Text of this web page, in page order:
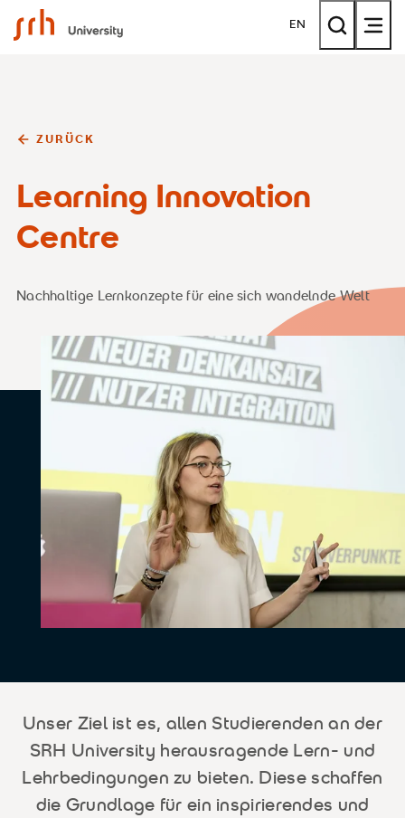
SRH University EN
ZURÜCK
Learning Innovation
Centre
Nachhaltige Lernkonzepte für eine sich wandelnde Welt
Unser Ziel ist es, allen Studierenden an der
SRH University herausragende Lern- und
Lehrbedingungen zu bieten. Diese schaffen
die Grundlage für ein inspirierendes und